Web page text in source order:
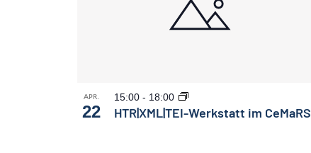
APR.
22 HTR|XML|TEI-Werkstatt im CeMaRS
15:00 - 18:00